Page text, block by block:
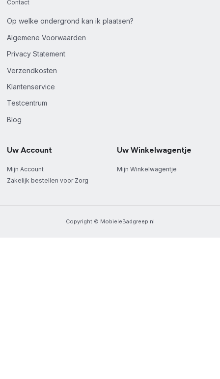
Contact
Op welke ondergrond kan ik plaatsen?
Algemene Voorwaarden
Privacy Statement
Verzendkosten
Klantenservice
Testcentrum
Blog
Uw Account
Mijn Account
Zakelijk bestellen voor Zorg
Uw Winkelwagentje
Mijn Winkelwagentje
Copyright © MobieleBadgreep.nl